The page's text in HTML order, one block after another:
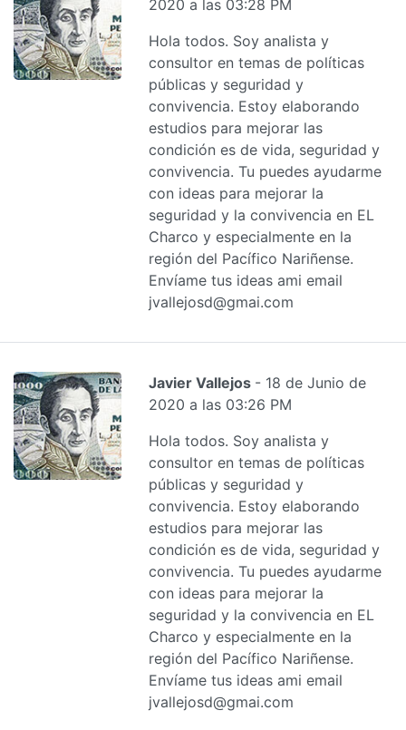
2020 a las 03:28 PM
Hola todos. Soy analista y
consultor en temas de políticas
públicas y seguridad y
convivencia. Estoy elaborando
estudios para mejorar las
condición es de vida, seguridad y
convivencia. Tu puedes ayudarme
con ideas para mejorar la
seguridad y la convivencia en EL
Charco y especialmente en la
región del Pacífico Nariñense.
Envíame tus ideas ami email
jvallejosd@gmai.com
Javier Vallejos - 18 de Junio de
2020 a las 03:26 PM
Hola todos. Soy analista y
consultor en temas de políticas
públicas y seguridad y
convivencia. Estoy elaborando
estudios para mejorar las
condición es de vida, seguridad y
convivencia. Tu puedes ayudarme
con ideas para mejorar la
seguridad y la convivencia en EL
Charco y especialmente en la
región del Pacífico Nariñense.
Envíame tus ideas ami email
jvallejosd@gmai.com